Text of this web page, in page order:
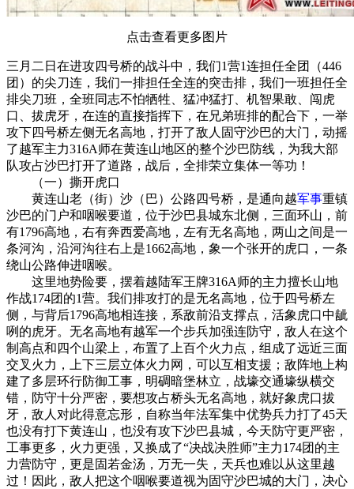
点击查看更多图片
三月二日在进攻四号桥的战斗中，我们1营1连担任全团（446
团）的尖刀连，我们一排担任全连的突击排，我们一班担任全
排尖刀班，全班同志不怕牺牲、猛冲猛打、机智果敢、闯虎
口、拔虎牙，在连的直接指挥下，在兄弟班排的配合下，一举
攻下四号桥左侧无名高地，打开了敌人固守沙巴的大门，动摇
了越军主力316A师在黄连山地区的整个沙巴防线，为我大部
队攻占沙巴打开了道路，战后，全排荣立集体一等功！
（一）撕开虎口
黄连山老（街）沙（巴）公路四号桥，是通向越军事重镇
沙巴的门户和咽喉要道，位于沙巴县城东北侧，三面环山，前
有1796高地，右有奔西爱高地，左有无名高地，两山之间是一
条河沟，沿河沟往右上是1662高地，象一个张开的虎口，一条
绕山公路伸进咽喉。
这里地势险要，摆着越陆军王牌316A师的主力擅长山地
作战174团的1营。我们排攻打的是无名高地，位于四号桥左
侧，与背后1796高地相连接，系敌前沿支撑点，活象虎口中龇
咧的虎牙。无名高地有越军一个步兵加强连防守，敌人在这个
制高点和四个山梁上，布置了上百个火力点，组成了远近三面
交叉火力，上下三层立体火力网，可以互相支援；敌阵地上构
建了多层环行防御工事，明碉暗堡林立，战壕交通壕纵横交
错，防守十分严密，要想攻占桥头无名高地，就好象虎口拔
牙，敌人对此得意忘形，自称当年法军集中优势兵力打了45天
也没有打下黄连山，也没有攻下沙巴县城，今天防守更严密，
工事更多，火力更强，又换成了“决战决胜师”主力174团的主
力营防守，更是固若金汤，万无一失，天兵也难以从这里越
过！因此，敌人把这个咽喉要道视为固守沙巴城的大门，决心